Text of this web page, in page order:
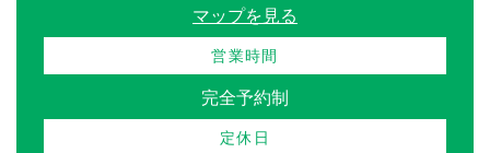
マップを見る
営業時間
完全予約制
定休日